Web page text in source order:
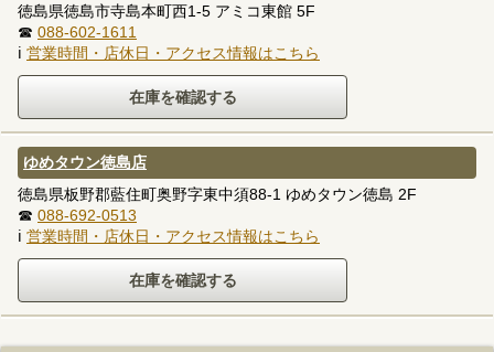
徳島県徳島市寺島本町西1-5 アミコ東館 5F
☎ 088-602-1611
ℹ 営業時間・店休日・アクセス情報はこちら
ゆめタウン徳島店
徳島県板野郡藍住町奥野字東中須88-1 ゆめタウン徳島 2F
☎ 088-692-0513
ℹ 営業時間・店休日・アクセス情報はこちら